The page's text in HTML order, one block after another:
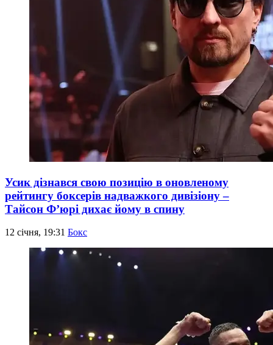
Усик дізнався свою позицію в оновленому
рейтингу боксерів надважкого дивізіону –
Тайсон Ф’юрі дихає йому в спину
12 січня, 19:31 Бокс